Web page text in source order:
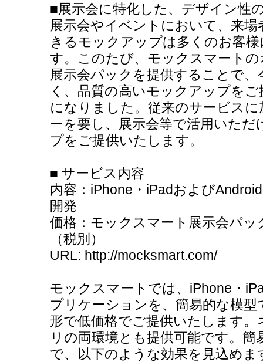
■展示会に特化した、デザイン性
展示会やイベントにおいて、来
きるモックアップは多くのお客
す。このたび、モックスマート
展示会パックを提供することで
く、品質の高いモックアップを
になりました。従来のサービス
ーを要し、展示会等で活用いた
プをご提供いたします。
■ サービス内容
内容：iPhone・iPadおよび
開発
価格：モックスマート展示会パ
（税別）
URL: http://mocksmart.com/
モックスマートでは、iPhone・
プリケーションを、簡易的な模
形で低価格でご提供いたします
リの両環境とも提供可能です。
で、以下のような効果を見込めま